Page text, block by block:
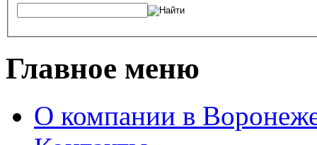
Главное меню
О компании в